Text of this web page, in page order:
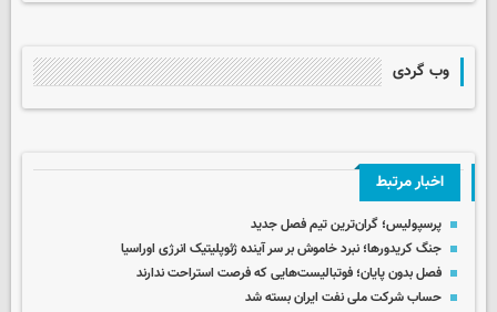
وب گردی
اخبار مرتبط
پرسپولیس؛ گران‌ترین تیم فصل جدید
جنگ کریدورها؛ نبرد خاموش بر سر آینده ژئوپلیتیک انرژی اوراسیا
فصل بدون پایان؛ فوتبالیست‌هایی که فرصت استراحت ندارند
حساب‌ شرکت ملی نفت ایران بسته شد